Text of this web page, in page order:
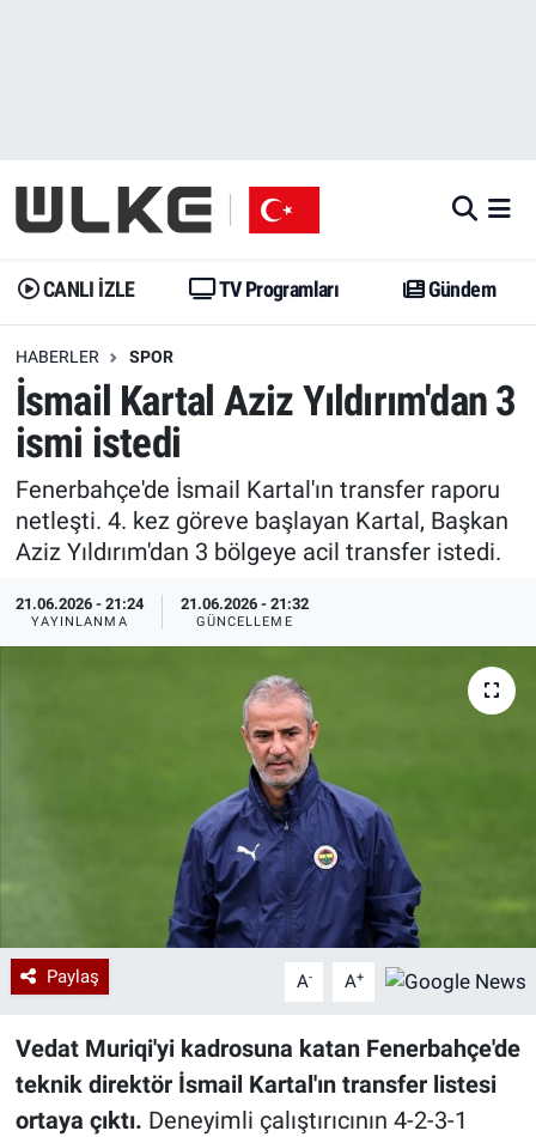
CANLI İZLE TV Programları Gündem
HABERLER SPOR
İsmail Kartal Aziz Yıldırım'dan 3
ismi istedi
Fenerbahçe'de İsmail Kartal'ın transfer raporu
netleşti. 4. kez göreve başlayan Kartal, Başkan
Aziz Yıldırım'dan 3 bölgeye acil transfer istedi.
21.06.2026 - 21:24
YAYINLANMA
21.06.2026 - 21:32
GÜNCELLEME
Paylaş A- A+
Vedat Muriqi'yi kadrosuna katan Fenerbahçe'de
teknik direktör İsmail Kartal'ın transfer listesi
ortaya çıktı. Deneyimli çalıştırıcının 4-2-3-1
Gündem
Dünya
Erişim Bilgileri
Ekonomi
Trend
Yazarlar
Gündem
Trend
Erişim Bilgileri
Spor
Ekonomi
Medya
Erişim Bilgileri
Teknoloji
İstanbul Namaz Vakitleri
Trafik Durumu
Erişim Bilgileri
Tüm Manşetler
Son Dakika Haberleri